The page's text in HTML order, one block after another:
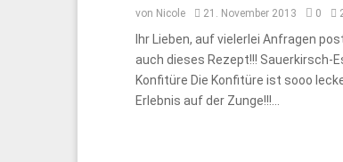
von Nicole 21. November 2013 0
Ihr Lieben, auf vielerlei Anfragen
auch dieses Rezept!!! Sauerkirsch-
Konfitüre Die Konfitüre ist sooo
Erlebnis auf der Zunge!!!...